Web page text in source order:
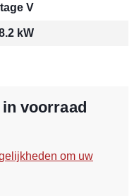
V
kW
voorraad
om uw